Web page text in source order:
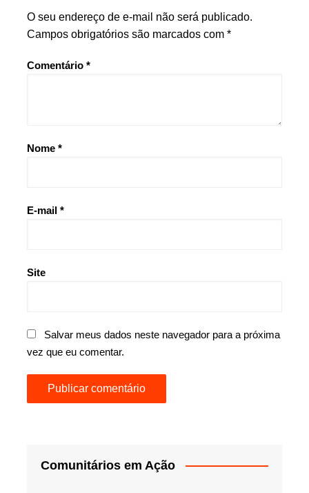
O seu endereço de e-mail não será publicado.
Campos obrigatórios são marcados com *
Comentário *
Nome *
E-mail *
Site
Salvar meus dados neste navegador para a próxima
vez que eu comentar.
Comunitários em Ação